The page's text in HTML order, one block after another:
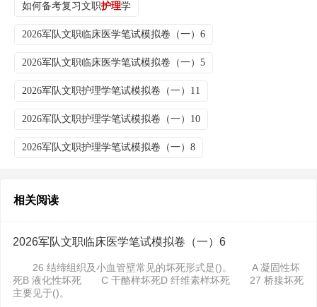
如何备考复习文职护理学
2026军队文职临床医学笔试模拟卷（一）6
2026军队文职临床医学笔试模拟卷（一）5
2026军队文职护理学笔试模拟卷（一）11
2026军队文职护理学笔试模拟卷（一）10
2026军队文职护理学笔试模拟卷（一）8
相关阅读
2026军队文职临床医学笔试模拟卷（一）6
26 结缔组织及小血管壁常见的坏死形式是()。 A 凝固性坏
死B 液化性坏死 C 干酪样坏死D 纤维素样坏死 27 桥接坏死
主要见于()。